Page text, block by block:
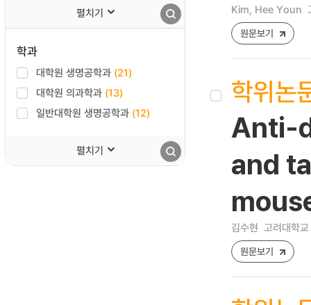
펼치기
학과
대학원 생명공학과 (21)
대학원 의과학과 (13)
일반대학원 생명공학과 (12)
펼치기
Kim, Hee Youn
원문보기
학위논
Anti-
and
김수현 고려대학
원문보기